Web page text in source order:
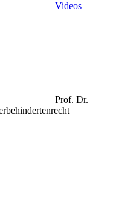
Videos
Prof. Dr.